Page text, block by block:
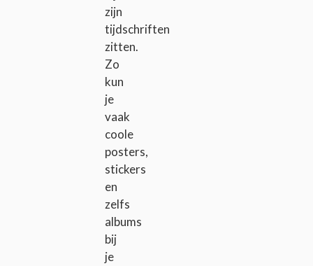
zijn
tijdschriften
zitten.
Zo
kun
je
vaak
coole
posters,
stickers
en
zelfs
albums
bij
je